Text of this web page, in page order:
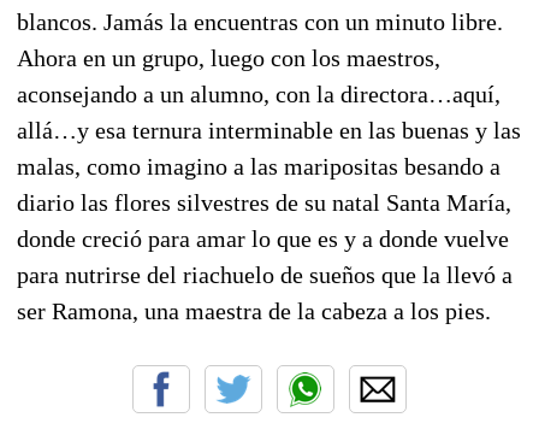
blancos. Jamás la encuentras con un minuto libre.
Ahora en un grupo, luego con los maestros,
aconsejando a un alumno, con la directora…aquí,
allá…y esa ternura interminable en las buenas y las
malas, como imagino a las maripositas besando a
diario las flores silvestres de su natal Santa María,
donde creció para amar lo que es y a donde vuelve
para nutrirse del riachuelo de sueños que la llevó a
ser Ramona, una maestra de la cabeza a los pies.